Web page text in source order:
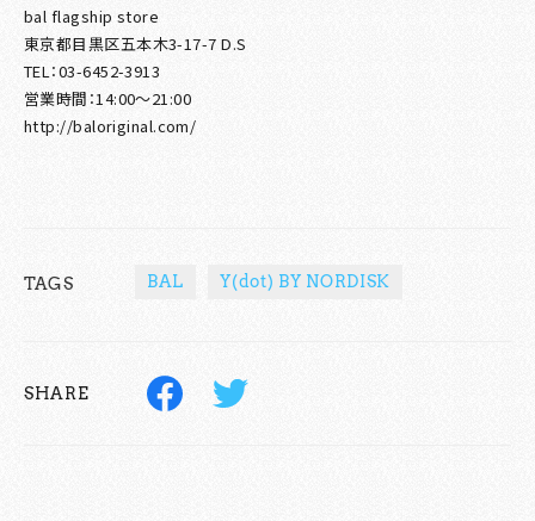
bal flagship store
東京都目黒区五本木3-17-7 D.S
TEL：03-6452-3913
営業時間：14:00～21:00
http://baloriginal.com/
TAGS BAL Y(dot) BY NORDISK
SHARE